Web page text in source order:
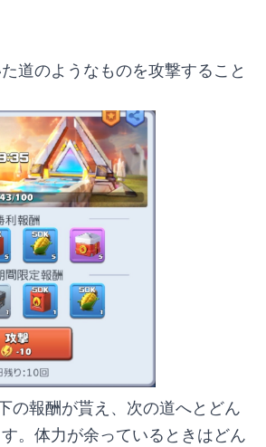
道のようなものを攻撃すること
の報酬が貰え、次の道へとどん
。体力が余っているときはどん